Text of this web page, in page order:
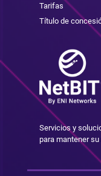
Tarifas
Título de
Servicios y
para mantener